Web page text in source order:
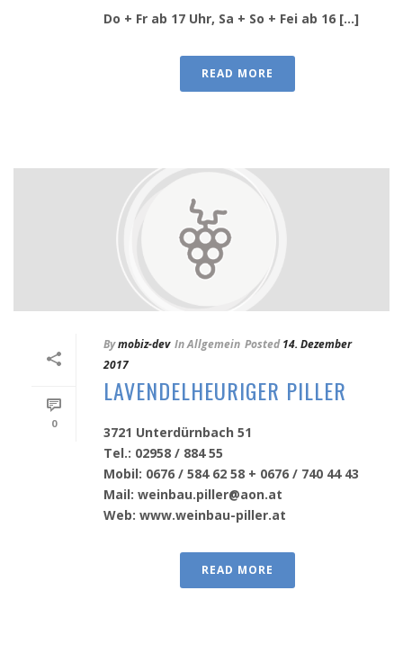
Do + Fr ab 17 Uhr, Sa + So + Fei ab 16 [...]
READ MORE
0
Bymobiz-dev InAllgemein Posted 14. Dezember
2017
LAVENDELHEURIGER PILLER
3721 Unterdürnbach 51
Tel.: 02958 / 884 55
Mobil: 0676 / 584 62 58 + 0676 / 740 44 43
Mail: weinbau.piller@aon.at
Web: www.weinbau-piller.at
READ MORE